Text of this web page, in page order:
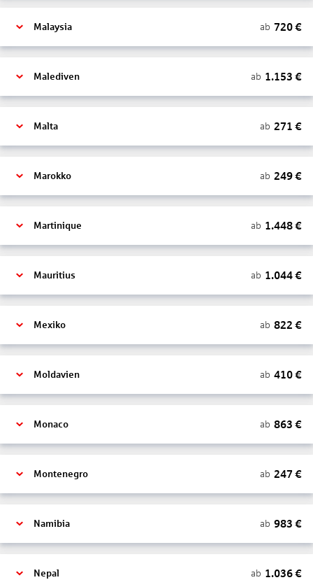
Malaysia ab 720€
Malediven ab 1.153 €
Malta ab 271 €
Marokko ab 249€
Martinique ab 1.448€
Mauritius ab 1.044€
Mexiko ab 822 €
Moldavien ab 410€
Monaco ab 863 €
Montenegro ab 247 €
Namibia ab 983 €
Nepal ab 1.036€